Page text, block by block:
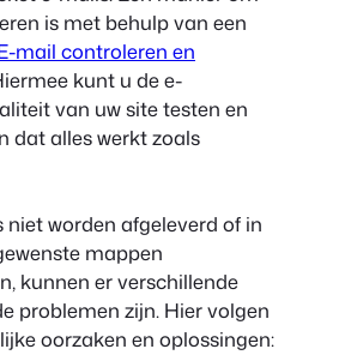
is met behulp van een
mail controleren en
kunt u de e-
van uw site testen en
dat alles werkt zoals
niet worden afgeleverd of in
mappen
kunnen er verschillende
problemen zijn. Hier volgen
oorzaken en oplossingen: